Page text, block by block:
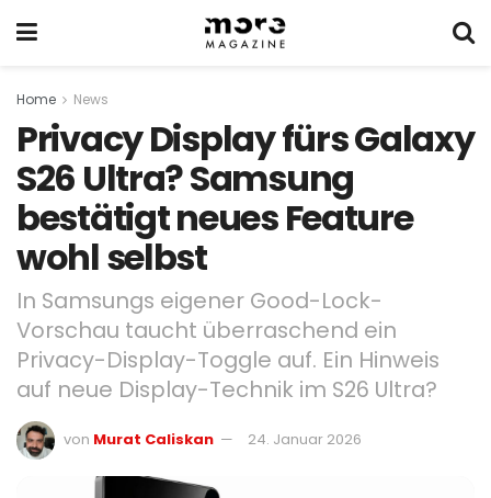
Home News
Privacy Display fürs Galaxy
S26 Ultra? Samsung
bestätigt neues Feature
wohl selbst
In Samsungs eigener Good-Lock-
Vorschau taucht überraschend ein
Privacy-Display-Toggle auf. Ein Hinweis
auf neue Display-Technik im S26 Ultra?
von Murat Caliskan 24. Januar 2026